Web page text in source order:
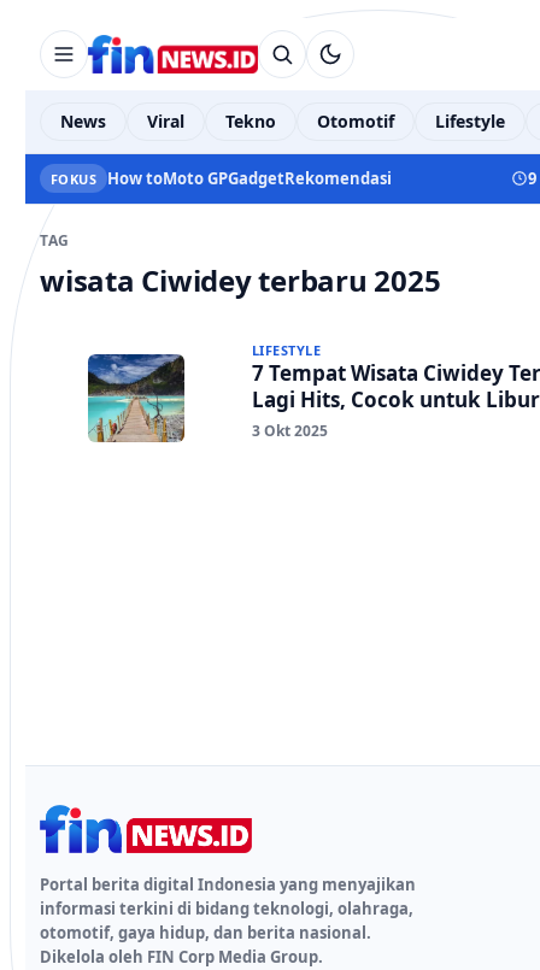
News Viral Tekno Otomotif Lifestyle
FOKUS How toMoto GPGadgetRekomendasi
TAG
wisata Ciwidey terbaru 2025
LIFESTYLE
7 Tempat Wisata Ciwidey
Lagi Hits, Cocok untuk
3 Okt 2025
Portal berita digital Indonesia yang menyajikan
informasi terkini di bidang teknologi, olahraga,
otomotif, gaya hidup, dan berita nasional.
Dikelola oleh FIN Corp Media Group.